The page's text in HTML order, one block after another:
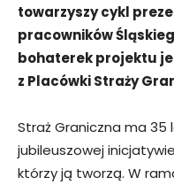
towarzyszy cykl
pracowników
bohaterek projektu
z Placówki Straży
Straż Graniczna ma 35
jubileuszowej
którzy ją tworzą. W